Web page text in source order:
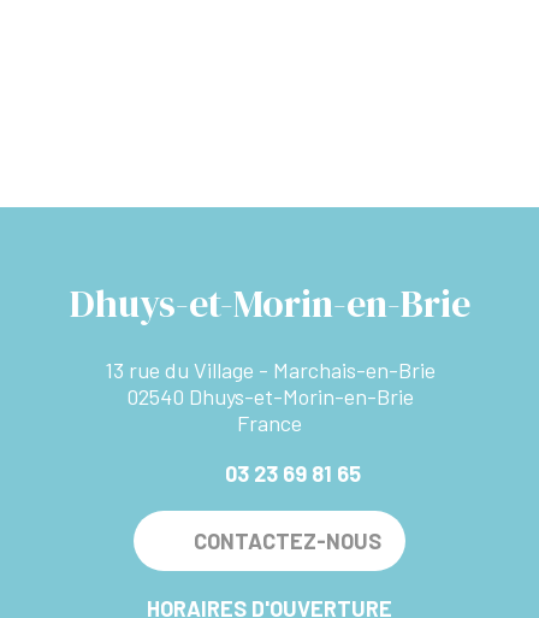
Dhuys-et-Morin-en-Brie
13 rue du Village - Marchais-en-Brie
02540 Dhuys-et-Morin-en-Brie
France
03 23 69 81 65
CONTACTEZ-NOUS
HORAIRES D'OUVERTURE